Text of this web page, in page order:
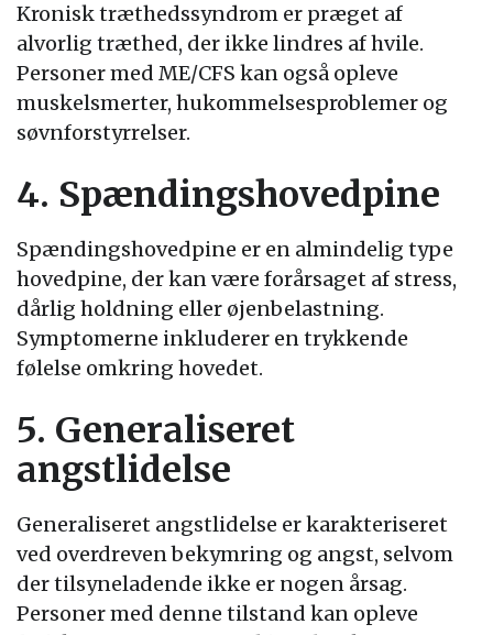
Kronisk træthedssyndrom er præget af
alvorlig træthed, der ikke lindres af hvile.
Personer med ME/CFS kan også opleve
muskelsmerter, hukommelsesproblemer og
søvnforstyrrelser.
4. Spændingshovedpine
Spændingshovedpine er en almindelig type
hovedpine, der kan være forårsaget af stress,
dårlig holdning eller øjenbelastning.
Symptomerne inkluderer en trykkende
følelse omkring hovedet.
5. Generaliseret
angstlidelse
Generaliseret angstlidelse er karakteriseret
ved overdreven bekymring og angst, selvom
der tilsyneladende ikke er nogen årsag.
Personer med denne tilstand kan opleve